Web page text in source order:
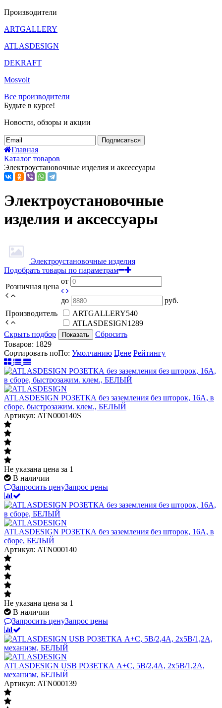
Производители
ARTGALLERY
ATLASDESIGN
DEKRAFT
Mosvolt
Все производители
Будьте в курсе!
Новости, обзоры и акции
Подписаться
Главная
Каталог товаров
Электроустановочные изделия и аксессуары
Электроустановочные
изделия и аксессуары
Электроустановочные изделия
Подобрать товары по параметрам
Розничная цена
от
до
руб.
Производитель
ARTGALLERY540
ATLASDESIGN1289
Скрыть подбор
Показать
Сбросить
Товаров: 1829
Сортировать поПо: Умолчанию Цене Рейтингу
ATLASDESIGN РОЗЕТКА без заземления без шторок, 16А, в
сборе, быстрозажим. клем., БЕЛЫЙ
Артикул: ATN000140S
Не указана цена за 1
В наличии
Запросить ценуЗапрос цены
ATLASDESIGN РОЗЕТКА без заземления без шторок, 16А, в
сборе, БЕЛЫЙ
Артикул: ATN000140
Не указана цена за 1
В наличии
Запросить ценуЗапрос цены
ATLASDESIGN USB РОЗЕТКА А+С, 5В/2,4А, 2х5В/1,2А,
механизм, БЕЛЫЙ
Артикул: ATN000139